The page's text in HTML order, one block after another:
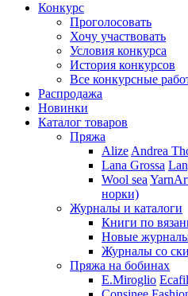
Конкурс
Проголосовать
Хочу участвовать
Условия конкурса
История конкурсов
Все конкурсные
Распродажа
Новинки
Каталог товаров
Пряжа
Alize Andrea
Lana Grossa
Wool sea
норки)
Журналы и каталоги
Книги по
Новые
Журналы со
Пряжа на бобинах
E.Miroglio Ecafil